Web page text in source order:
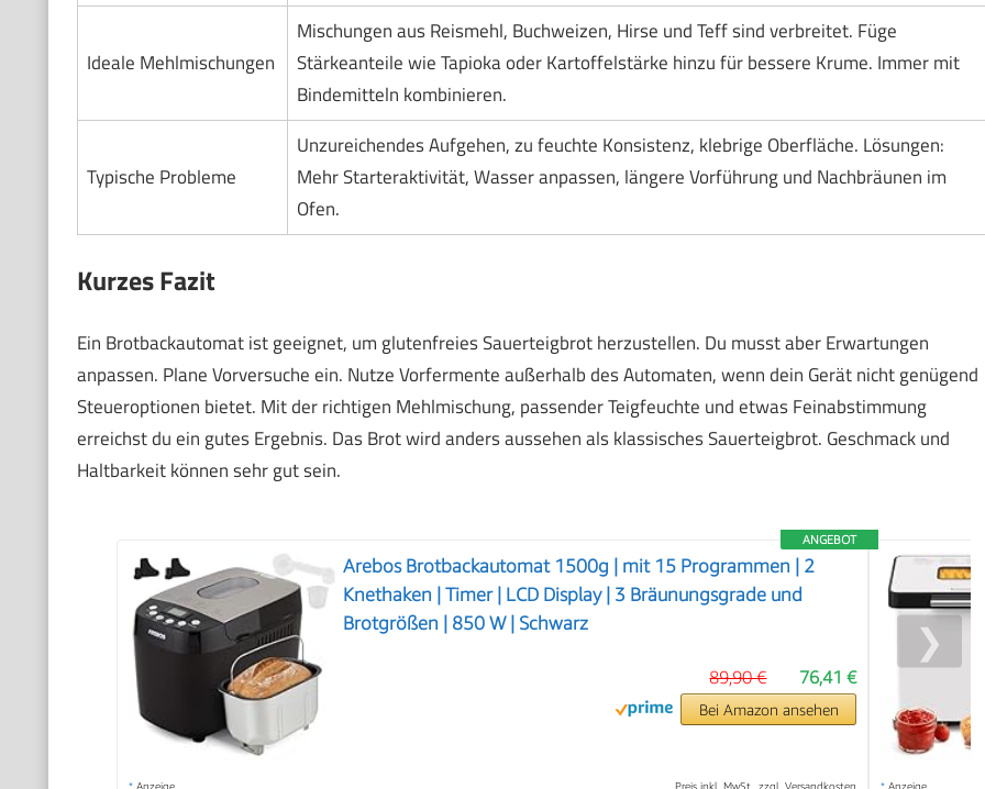
Ideale Mehlmischungen
Mischungen aus Reismehl, Buchweizen, Hirse und Teff sind verbreitet. Füge
Stärkeanteile wie Tapioka oder Kartoffelstärke hinzu für bessere Krume. Immer mit
Bindemitteln kombinieren.
Typische Probleme
Unzureichendes Aufgehen, zu feuchte Konsistenz, klebrige Oberfläche. Lösungen:
Mehr Starteraktivität, Wasser anpassen, längere Vorführung und Nachbräunen im
Ofen.
Kurzes Fazit
Ein Brotbackautomat ist geeignet, um glutenfreies Sauerteigbrot herzustellen. Du musst aber Erwartungen
anpassen. Plane Vorversuche ein. Nutze Vorfermente außerhalb des Automaten, wenn dein Gerät nicht genügend
Steueroptionen bietet. Mit der richtigen Mehlmischung, passender Teigfeuchte und etwas Feinabstimmung
erreichst du ein gutes Ergebnis. Das Brot wird anders aussehen als klassisches Sauerteigbrot. Geschmack und
Haltbarkeit können sehr gut sein.
ANGEBOT
Arebos Brotbackautomat 1500g | mit 15 Programmen | 2
Knethaken | Timer | LCD Display | 3 Bräunungsgrade und
Brotgrößen | 850 W | Schwarz
76,41 €
89,90 €
Bei Amazon ansehen
* Anzeige Preis inkl. MwSt., zzgl. Versandkosten * Anzeige
❯